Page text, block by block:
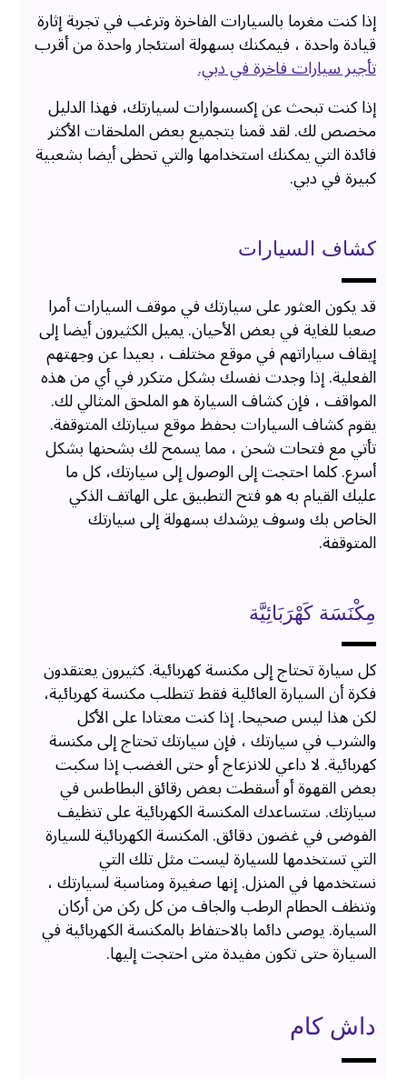
إذا كنت مغرما بالسيارات الفاخرة وترغب في تجربة إثارة
قيادة واحدة ، فيمكنك بسهولة استئجار واحدة من أقرب
تأجير سيارات فاخرة في دبي.
إذا كنت تبحث عن إكسسوارات لسيارتك، فهذا الدليل
مخصص لك. لقد قمنا بتجميع بعض الملحقات الأكثر
فائدة التي يمكنك استخدامها والتي تحظى أيضا بشعبية
كبيرة في دبي.
كشاف السيارات
قد يكون العثور على سيارتك في موقف السيارات أمرا
صعبا للغاية في بعض الأحيان. يميل الكثيرون أيضا إلى
إيقاف سياراتهم في موقع مختلف ، بعيدا عن وجهتهم
الفعلية. إذا وجدت نفسك بشكل متكرر في أي من هذه
المواقف ، فإن كشاف السيارة هو الملحق المثالي لك.
يقوم كشاف السيارات بحفظ موقع سيارتك المتوقفة.
تأتي مع فتحات شحن ، مما يسمح لك بشحنها بشكل
أسرع. كلما احتجت إلى الوصول إلى سيارتك، كل ما
عليك القيام به هو فتح التطبيق على الهاتف الذكي
الخاص بك وسوف يرشدك بسهولة إلى سيارتك
المتوقفة.
مِكْنَسَة كَهْرَبَائِيَّة
كل سيارة تحتاج إلى مكنسة كهربائية. كثيرون يعتقدون
فكرة أن السيارة العائلية فقط تتطلب مكنسة كهربائية،
لكن هذا ليس صحيحا. إذا كنت معتادا على الأكل
والشرب في سيارتك ، فإن سيارتك تحتاج إلى مكنسة
كهربائية. لا داعي للانزعاج أو حتى الغضب إذا سكبت
بعض القهوة أو أسقطت بعض رقائق البطاطس في
سيارتك. ستساعدك المكنسة الكهربائية على تنظيف
الفوضى في غضون دقائق. المكنسة الكهربائية للسيارة
التي تستخدمها للسيارة ليست مثل تلك التي
نستخدمها في المنزل. إنها صغيرة ومناسبة لسيارتك ،
وتنظف الحطام الرطب والجاف من كل ركن من أركان
السيارة. يوصى دائما بالاحتفاظ بالمكنسة الكهربائية في
السيارة حتى تكون مفيدة متى احتجت إليها.
داش كام